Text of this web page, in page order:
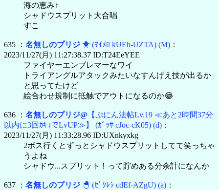
海の恵み↑
シャドウスプリット大合唱
すこ
635 ： 名無しのプリジ 🐥 (ﾏｲﾒﾛ kUEh-UZTA) (M) ：
2023/11/27(月) 11:27:38.37 ID:T24EeYEE
ファイヤーエンブレマーなワイ
トライアングルアタックみたいなすんげえ技が出るか
と思ってたけど
絵合わせ規制に抵触でアウトになるのか😂
636 ： 名無しのプリジ@ 【ぷにん法帖Lv.19 ≪あと2時間37分
以内に3回ｶｷｺでLvUP≫】
(ｶﾞｯｻ cJoc-cK05) (d) ：
2023/11/27(月) 11:33:28.96 ID:UXnkyxkg
2ボス行くとずっとシャドウスプリットしてて笑っちゃ
うよね
シャドウ...スプリット！って貯めある分余計になんか
637 ： 名無しのプリジ 🐣 (ｾﾞｸﾚｼ cdEf-AZgU) (a) ：